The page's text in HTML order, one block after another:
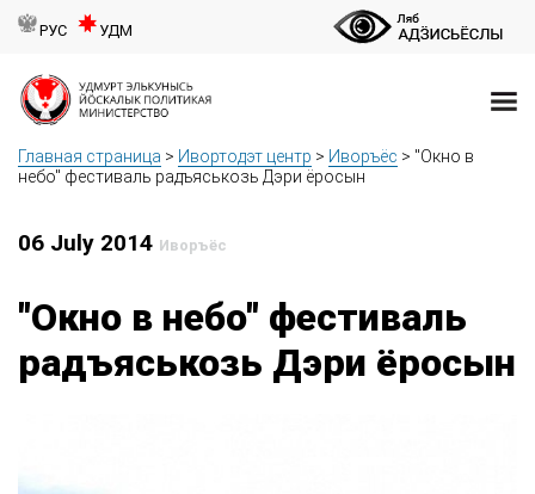
РУС УДМ
Главная страница > Ивортодэт центр > Иворъёс > "Окно в
небо" фестиваль радъяськозь Дэри ёросын
06 July 2014 Иворъёс
"Окно в небо" фестиваль
радъяськозь Дэри ёросын